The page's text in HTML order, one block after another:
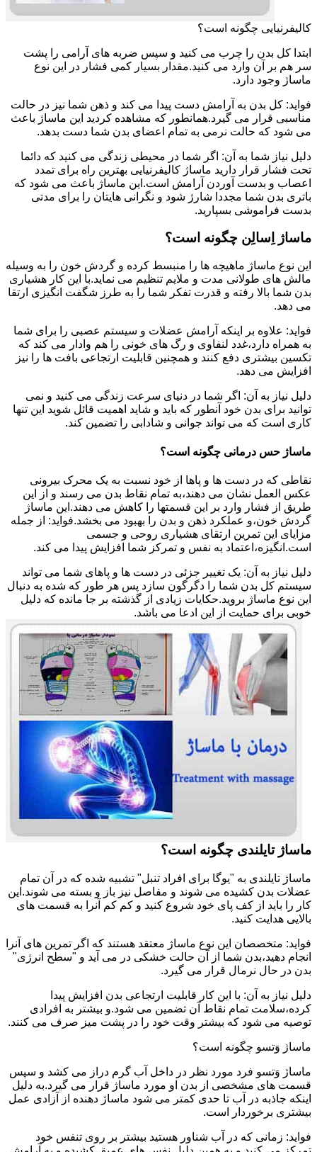
کالیفرنیایی چگونه است؟
ابتدا کل بدن را چرب می کنید و سپس ضربه های آرامی را پشت
سر هم بر آن وارد می کنید.مقدار بسیار کمی فشار در این نوع
ماساژ وجود دارد.
فواید: کل بدن به آرامش دست پیدا می کند و ذهن شما نیز در حالت
مناسبی قرار می گیرد.همانطور که مشاهده کردید این ماساژ باعث
می شود که حالت نرمی به تمام اعضای بدن شما دست بدهد.
دلیل نیاز شما به آن: اگر شما در محیطی زندگی می کنید که دائما
تحت فشار قرار دارید ماساژ کالیفرنیایی بهترین راه برای تمدد
اعصاب و بدست آوردن آرامش است.این ماساژ باعث می شود که
باتری بدن شما مجددا شارژ شود و نگرانی هایتان را برای مدتی
بدست فراموشی بسپارید.
ماساژ اِسالِن چگونه است؟
این نوع ماساژ ماهیچه ها را منبسط کرده و گردش خون را به وسیله
مالش های طولانی مدت و ملایم تنظیم می نماید.با این کار هشیاری
بدن شما بالا رفته و قدرت تفکر شما را به طرز شگفت انگیزی ارتقا
می دهد.
فواید: علاوه بر اینکه آرامش عضلات و سیستم عصبی را برای شما
به همراه دارد،غدد لنفاوی و رگ های خونی را هم وادار می کند که
تکسین بیشتری دفع کنند و همچنین قابلیت ارتجاعی بافت ها را نیز
افزایش می دهد.
دلیل نیاز به آن: اگر شما در دنیای سرعت زندگی می کنید و نمی
توانید برای بدن خود آنطور که باید و شاید اهمیت قائل شوید این تنها
کاری است که می تواند جوانی و شادابی را تضمین کند.
ماساژ حس درمانی چگونه است؟
نقاطی که در دست ها و پاها از خود نسبت به یک محرک بیرونی
عکس العمل نشان می دهند،به تمام نقاط بدن می رسند و از این
طریق از فشار وارد بر این قسمتها را کاهش می دهند.این ماساژ
گردش خون،و عملکرد ذهن و بدن را بهبود می بخشد.فواید: از جمله
مزایای این تمرین ارتقای هشیاری روحی و جسمی
است.انگیزه،اعتماد به نفس و تمرکز شما افزایش پیدا می کند.
دلیل نیاز به آن: یک تغییر جزئی در دست ها و پاهای شما می تواند
سیستم کل بدن شما را دگرگون سازد پس هر طور که شده به دنبال
این نوع ماساژ بروید.حکایات زیادی از گذشته بر جا مانده که دلیل
خوبی برای حمایت از این ادعا می باشد.
ماساژ تایلندی چگونه است؟
ماساژ تایلندی به "یوگا برای افراد تنبل" تشبیه شده که در آن تمام
عضلات بدن کشیده می شوند و مفاصل نیز باز و بسته می شوند.این
کار را باید از کف پای خود شروع کنید و کم کم آنرا به قسمت های
بالایی هدایت کنید.
فواید: متخصصان این نوع ماساژ معتقد هستند که اگر تمرین های آنرا
انجام دهید،بدن شما از آن حالت خشکی در می آید و "سطح انرژی"
بدن در حال نرمال قرار می گیرد.
دلیل نیاز به آن: با این کار قابلیت ارتجاعی بدن افزایش پیدا
کرده،سلامت تمام نقاط آن تضمین می شود.و بیشتر به افرادی
توصیه می شود که بیشتر وقت خود را در پشت میز صرف می کنند.
ماساژ وَتسو چگونه است؟
ماساژ وَتسو فرد مورد نظر در داخل آب گرم دراز می کشد و سپس
قسمت های مشخصی از بدن او مورد ماساژ قرار می گیرد.به دلیل
اینکه جاذبه در آب تا حدی کمتر می شود ماساژ دهنده از آزادی عمل
بیشتری برخوردار است.
فواید: زمانی که در آب شناور هستید بیشتر بر روی تنفس خود